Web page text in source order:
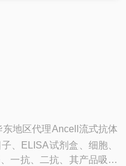
地区代理Ancell流式抗体
、ELISA试剂盒、细胞、
一抗、二抗、其产品吸附